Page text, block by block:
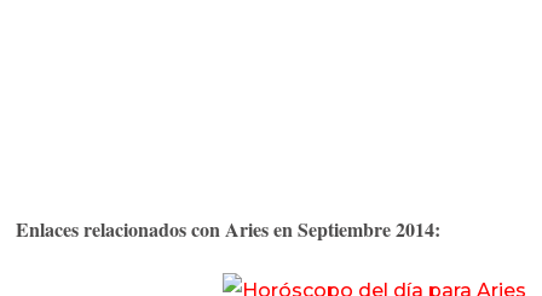
Enlaces relacionados con Aries en Septiembre 2014: